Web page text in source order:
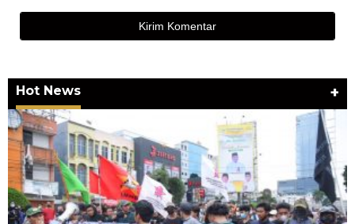
Hot News +